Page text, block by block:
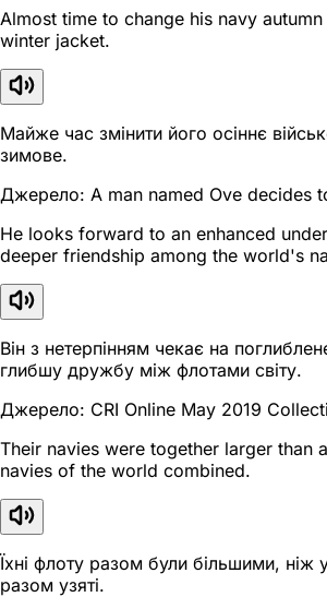
Almost time to change his navy
winter jacket.
Майже час змінити його осіннє
зимове.
Джерело: A man named Ove decides
He looks forward to an enhanced
deeper friendship among the world's
Він з нетерпінням чекає на
глибшу дружбу між флотами світу.
Джерело: CRI Online May 2019
Their navies were together larger than
navies of the world combined.
Їхні флоту разом були більшими, ніж
разом узяті.